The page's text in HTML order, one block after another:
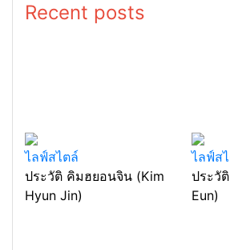
Recent posts
ไลฟ์สไตล์
ประวัติ คิมฮยอนจิน (Kim
Hyun Jin)
ไลฟ์ส
ประวั
Eun)